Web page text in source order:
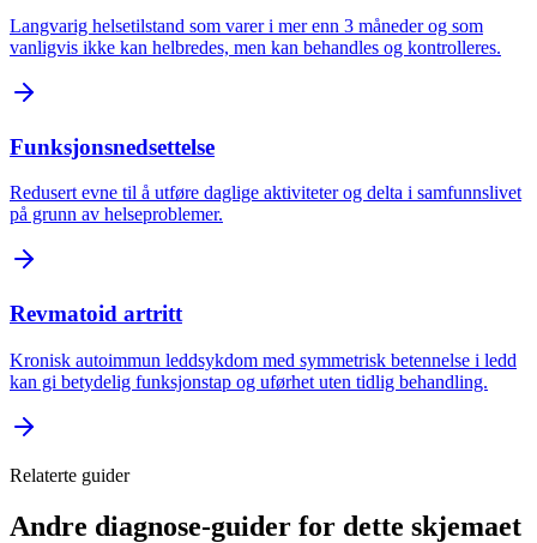
Langvarig helsetilstand som varer i mer enn 3 måneder og som
vanligvis ikke kan helbredes, men kan behandles og kontrolleres.
Funksjonsnedsettelse
Redusert evne til å utføre daglige aktiviteter og delta i samfunnslivet
på grunn av helseproblemer.
Revmatoid artritt
Kronisk autoimmun leddsykdom med symmetrisk betennelse i ledd
kan gi betydelig funksjonstap og uførhet uten tidlig behandling.
Relaterte guider
Andre diagnose-guider for dette skjemaet